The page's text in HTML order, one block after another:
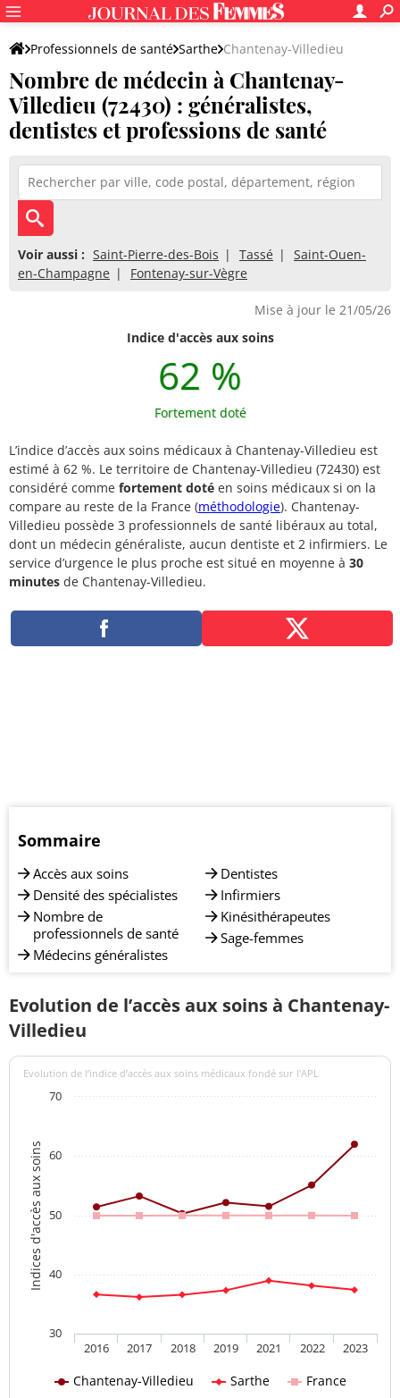
Professionnels de santé Sarthe Chantenay-Villedieu
Nombre de médecin à Chantenay-
Villedieu (72430) : généralistes,
dentistes et professions de santé
Voir aussi : Saint-Pierre-des-Bois Tassé
Saint-Ouen-
en-Champagne
Fontenay-sur-Vègre
Mise à jour le 21/05/26
Indice d'accès aux soins
62 %
Fortement doté
L’indice d’accès aux soins médicaux à Chantenay-Villedieu est
estimé à 62 %. Le territoire de Chantenay-Villedieu (72430) est
considéré comme fortement doté en soins médicaux si on la
compare au reste de la France (méthodologie). Chantenay-
Villedieu possède 3 professionnels de santé libéraux au total,
dont un médecin généraliste, aucun dentiste et 2 infirmiers. Le
service d’urgence le plus proche est situé en moyenne à 30
minutes de Chantenay-Villedieu.
Sommaire
Accès aux soins
Densité des spécialistes
Nombre de
professionnels de santé
Médecins généralistes
Dentistes
Infirmiers
Kinésithérapeutes
Sage-femmes
Evolution de l’accès aux soins à Chantenay-
Villedieu
Indices d'accès aux soins
Evolution de l’indice d’accès aux soins médicaux fondé sur l'APL
Chantenay-Villedieu Sarthe France
2016 2017 2018 2019 2021 2022 2023
30
40
50
60
70